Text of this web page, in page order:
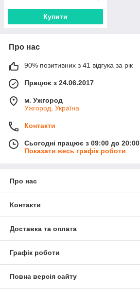
Купити
Про нас
90% позитивних з 41 відгука за рік
Працює з 24.06.2017
м. Ужгород
Ужгород, Україна
Контакти
Сьогодні працює з 09:00 до 20:00
Показати весь графік роботи
Про нас
Контакти
Доставка та оплата
Графік роботи
Повна версія сайту